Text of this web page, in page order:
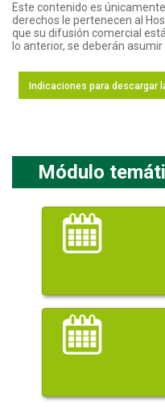
Este contenido es
derechos le pertenecen al
que su difusión comercial
lo anterior, se deberán
Indicaciones para descargar
Módulo